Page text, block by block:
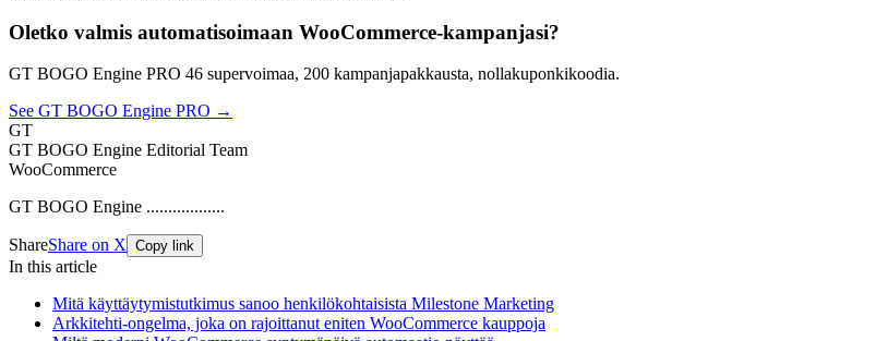
Oletko valmis automatisoimaan WooCommerce-kampanjasi?
GT BOGO Engine PRO 46 supervoimaa, 200 kampanjapakkausta, nollakuponkikoodia.
See GT BOGO Engine PRO →
GT
GT BOGO Engine Editorial Team
WooCommerce
GT BOGO Engine ..................
ShareShare on X Copy link
In this article
Mitä käyttäytymistutkimus sanoo henkilökohtaisista Milestone Marketing
Arkkitehti-ongelma, joka on rajoittanut eniten WooCommerce kauppoja